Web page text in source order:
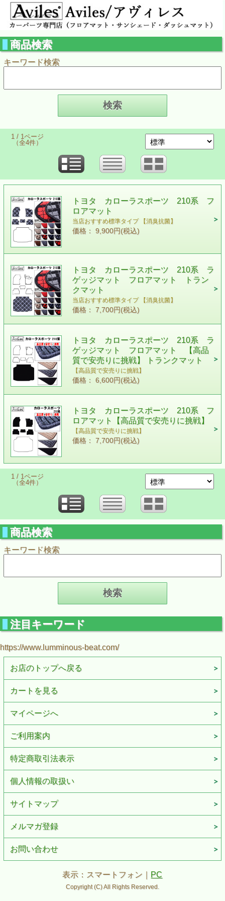
商品検索
キーワード検索
1 / 1ページ
（全4件）
トヨタ カローラスポーツ 210系 フ
ロアマット
当店おすすめ標準タイプ 【消臭抗菌】
価格： 9,900円(税込)
トヨタ カローラスポーツ 210系 ラ
ゲッジマット フロアマット トラン
クマット
当店おすすめ標準タイプ 【消臭抗菌】
価格： 7,700円(税込)
トヨタ カローラスポーツ 210系 ラ
ゲッジマット フロアマット 【高品
質で安売りに挑戦】 トランクマット
【高品質で安売りに挑戦】
価格： 6,600円(税込)
トヨタ カローラスポーツ 210系 フ
ロアマット【高品質で安売りに挑戦】
【高品質で安売りに挑戦】
価格： 7,700円(税込)
1 / 1ページ
（全4件）
商品検索
キーワード検索
注目キーワード
https://www.lumminous-beat.com/
お店のトップへ戻る
カートを見る
マイページへ
ご利用案内
特定商取引法表示
個人情報の取扱い
サイトマップ
メルマガ登録
お問い合わせ
表示：スマートフォン｜ PC
Copyright (C) All Rights Reserved.